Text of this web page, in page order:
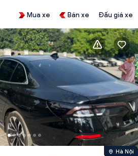
Mua xe Bán xe Đấu giá xe
Hà Nội